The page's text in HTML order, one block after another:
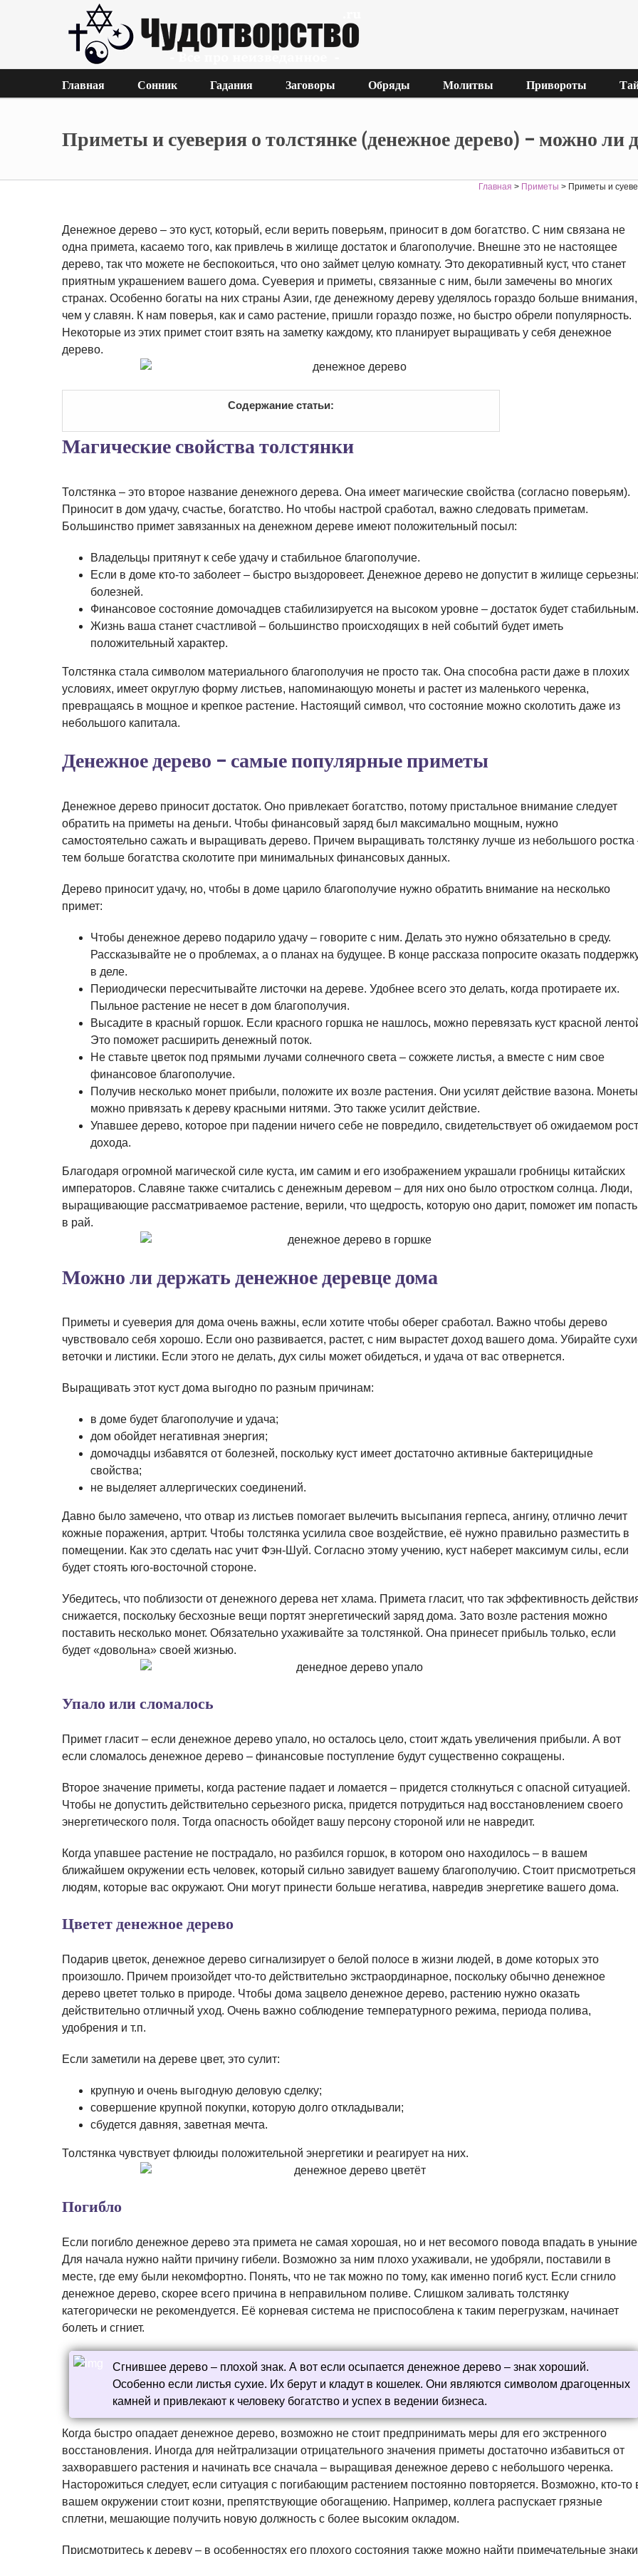
Главная Сонник Гадания Заговоры Обряды Молитвы Привороты
Приметы и суеверия о толстянке (денежное дерево) – можно ли
Главная > Приметы > Приметы и
Денежное дерево – это куст, который, если верить поверьям, приносит в дом богатство. С ним связана не
одна примета, касаемо того, как привлечь в жилище достаток и благополучие. Внешне это не настоящее
дерево, так что можете не беспокоиться, что оно займет целую комнату. Это декоративный куст, что станет
приятным украшением вашего дома. Суеверия и приметы, связанные с ним, были замечены во многих
странах. Особенно богаты на них страны Азии, где денежному дереву уделялось гораздо больше внимания,
чем у славян. К нам поверья, как и само растение, пришли гораздо позже, но быстро обрели популярность.
Некоторые из этих примет стоит взять на заметку каждому, кто планирует выращивать у себя денежное
дерево.
Содержание статьи:
Магические свойства толстянки
Толстянка – это второе название денежного дерева. Она имеет магические свойства (согласно поверьям).
Приносит в дом удачу, счастье, богатство. Но чтобы настрой сработал, важно следовать приметам.
Большинство примет завязанных на денежном дереве имеют положительный посыл:
Владельцы притянут к себе удачу и стабильное благополучие.
Если в доме кто-то заболеет – быстро выздоровеет. Денежное дерево не допустит в жилище
болезней.
Финансовое состояние домочадцев стабилизируется на высоком уровне – достаток будет стабильным.
Жизнь ваша станет счастливой – большинство происходящих в ней событий будет иметь
положительный характер.
Толстянка стала символом материального благополучия не просто так. Она способна расти даже в плохих
условиях, имеет округлую форму листьев, напоминающую монеты и растет из маленького черенка,
превращаясь в мощное и крепкое растение. Настоящий символ, что состояние можно сколотить даже из
небольшого капитала.
Денежное дерево – самые популярные приметы
Денежное дерево приносит достаток. Оно привлекает богатство, потому пристальное внимание следует
обратить на приметы на деньги. Чтобы финансовый заряд был максимально мощным, нужно
самостоятельно сажать и выращивать дерево. Причем выращивать толстянку лучше из небольшого ростка
тем больше богатства сколотите при минимальных финансовых данных.
Дерево приносит удачу, но, чтобы в доме царило благополучие нужно обратить внимание на несколько
примет:
Чтобы денежное дерево подарило удачу – говорите с ним. Делать это нужно обязательно в среду.
Рассказывайте не о проблемах, а о планах на будущее. В конце рассказа попросите оказать
в деле.
Периодически пересчитывайте листочки на дереве. Удобнее всего это делать, когда протираете их.
Пыльное растение не несет в дом благополучия.
Высадите в красный горшок. Если красного горшка не нашлось, можно перевязать куст красной
Это поможет расширить денежный поток.
Не ставьте цветок под прямыми лучами солнечного света – сожжете листья, а вместе с ним свое
финансовое благополучие.
Получив несколько монет прибыли, положите их возле растения. Они усилят действие вазона. Монеты
можно привязать к дереву красными нитями. Это также усилит действие.
Упавшее дерево, которое при падении ничего себе не повредило, свидетельствует об ожидаемом
дохода.
Благодаря огромной магической силе куста, им самим и его изображением украшали гробницы китайских
императоров. Славяне также считались с денежным деревом – для них оно было отростком солнца. Люди,
выращивающие рассматриваемое растение, верили, что щедрость, которую оно дарит, поможет им попасть
в рай.
Можно ли держать денежное деревце дома
Приметы и суеверия для дома очень важны, если хотите чтобы оберег сработал. Важно чтобы дерево
чувствовало себя хорошо. Если оно развивается, растет, с ним вырастет доход вашего дома. Убирайте
веточки и листики. Если этого не делать, дух силы может обидеться, и удача от вас отвернется.
Выращивать этот куст дома выгодно по разным причинам:
в доме будет благополучие и удача;
дом обойдет негативная энергия;
домочадцы избавятся от болезней, поскольку куст имеет достаточно активные бактерицидные
свойства;
не выделяет аллергических соединений.
Давно было замечено, что отвар из листьев помогает вылечить высыпания герпеса, ангину, отлично лечит
кожные поражения, артрит. Чтобы толстянка усилила свое воздействие, её нужно правильно разместить в
помещении. Как это сделать нас учит Фэн-Шуй. Согласно этому учению, куст наберет максимум силы, если
будет стоять юго-восточной стороне.
Убедитесь, что поблизости от денежного дерева нет хлама. Примета гласит, что так эффективность
снижается, поскольку бесхозные вещи портят энергетический заряд дома. Зато возле растения можно
поставить несколько монет. Обязательно ухаживайте за толстянкой. Она принесет прибыль только, если
будет «довольна» своей жизнью.
Упало или сломалось
Примет гласит – если денежное дерево упало, но осталось цело, стоит ждать увеличения прибыли. А вот
если сломалось денежное дерево – финансовые поступление будут существенно сокращены.
Второе значение приметы, когда растение падает и ломается – придется столкнуться с опасной ситуацией.
Чтобы не допустить действительно серьезного риска, придется потрудиться над восстановлением своего
энергетического поля. Тогда опасность обойдет вашу персону стороной или не навредит.
Когда упавшее растение не пострадало, но разбился горшок, в котором оно находилось – в вашем
ближайшем окружении есть человек, который сильно завидует вашему благополучию. Стоит присмотреться
людям, которые вас окружают. Они могут принести больше негатива, навредив энергетике вашего дома.
Цветет денежное дерево
Подарив цветок, денежное дерево сигнализирует о белой полосе в жизни людей, в доме которых это
произошло. Причем произойдет что-то действительно экстраординарное, поскольку обычно денежное
дерево цветет только в природе. Чтобы дома зацвело денежное дерево, растению нужно оказать
действительно отличный уход. Очень важно соблюдение температурного режима, периода полива,
удобрения и т.п.
Если заметили на дереве цвет, это сулит:
крупную и очень выгодную деловую сделку;
совершение крупной покупки, которую долго откладывали;
сбудется давняя, заветная мечта.
Толстянка чувствует флюиды положительной энергетики и реагирует на них.
Погибло
Если погибло денежное дерево эта примета не самая хорошая, но и нет весомого повода впадать в
Для начала нужно найти причину гибели. Возможно за ним плохо ухаживали, не удобряли, поставили в
месте, где ему были некомфортно. Понять, что не так можно по тому, как именно погиб куст. Если сгнило
денежное дерево, скорее всего причина в неправильном поливе. Слишком заливать толстянку
категорически не рекомендуется. Её корневая система не приспособлена к таким перегрузкам, начинает
болеть и сгниет.
Сгнившее дерево – плохой знак. А вот если осыпается денежное дерево – знак хороший.
Особенно если листья сухие. Их берут и кладут в кошелек. Они являются символом драгоценных
камней и привлекают к человеку богатство и успех в ведении бизнеса.
Когда быстро опадает денежное дерево, возможно не стоит предпринимать меры для его экстренного
восстановления. Иногда для нейтрализации отрицательного значения приметы достаточно избавиться от
захворавшего растения и начинать все сначала – выращивая денежное дерево с небольшого черенка.
Насторожиться следует, если ситуация с погибающим растением постоянно повторяется. Возможно, кто-то
вашем окружении стоит козни, препятствующие обогащению. Например, коллега распускает грязные
сплетни, мешающие получить новую должность с более высоким окладом.
Присмотритесь к дереву – в особенностях его плохого состояния также можно найти примечательные